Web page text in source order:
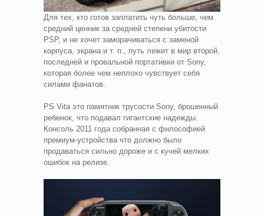
Для тех, кто готов заплатить чуть больше, чем
средний ценник за средней степени убитости
PSP, и не хочет заморачиваться с заменой
корпуса, экрана и т. п., путь лежит в мир второй,
последней и провальной портативки от Sony,
которая более чем неплохо чувствует себя
силами фанатов.
PS Vita это памятник трусости Sony, брошенный
ребенок, что подавал гигантские надежды.
Консоль 2011 года собранная с философией
премиум-устройства что должно было
продаваться сильно дороже и с кучей мелких
ошибок на релизе.